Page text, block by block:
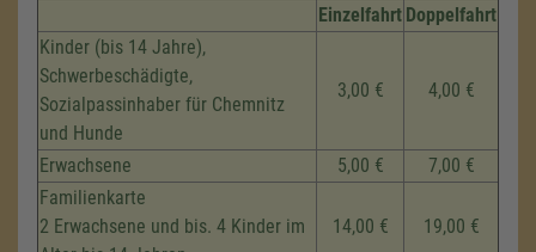
Einzelfahrt Doppelfahrt
Kinder (bis 14 Jahre),
Schwerbeschädigte,
Sozialpassinhaber für Chemnitz
und Hunde
3,00 € 4,00 €
Erwachsene 5,00 €
7,00 €
Familienkarte
2 Erwachsene und bis. 4 Kinder im
14,00 € 19,00 €